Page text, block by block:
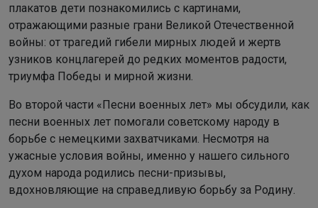
плакатов дети познакомились с картинами,
отражающими разные грани Великой Отечественной
войны: от трагедий гибели мирных людей и жертв
узников концлагерей до редких моментов радости,
триумфа Победы и мирной жизни.
Во второй части «Песни военных лет» мы обсудили, как
песни военных лет помогали советскому народу в
борьбе с немецкими захватчиками. Несмотря на
ужасные условия войны, именно у нашего сильного
духом народа родились песни-призывы,
вдохновляющие на справедливую борьбу за Родину.